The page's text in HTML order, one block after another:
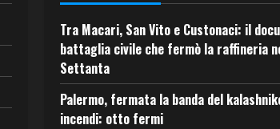
Tra Macari, San Vito e Custonaci: il
battaglia civile che fermò la raffineria
Settanta
Palermo, fermata la banda del
incendi: otto fermi